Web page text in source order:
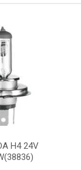
H4 24V